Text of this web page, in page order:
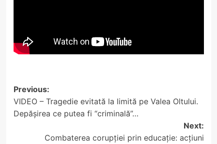
Post
navigation
Previous:
VIDEO – Tragedie evitată la limită pe Valea Oltului.
Depășirea ce putea fi “criminală”…
Next:
Combaterea corupției prin educație: acțiuni